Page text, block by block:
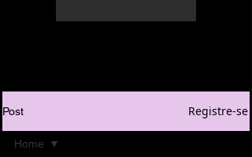
Post Registre-se
Home